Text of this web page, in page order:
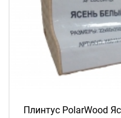
Плинтус PolarWood